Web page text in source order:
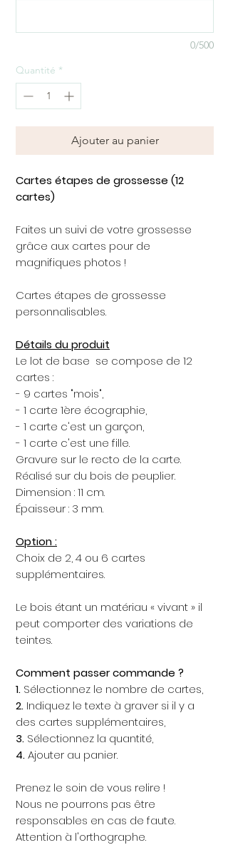
0/500
Quantité *
Ajouter au panier
Cartes étapes de grossesse (12
cartes)
Faites un suivi de votre grossesse
grâce aux cartes pour de
magnifiques photos !
Cartes étapes de grossesse
personnalisables.
Détails du produit
Le lot de base se compose de 12
cartes :
- 9 cartes "mois",
- 1 carte 1ère écographie,
- 1 carte c'est un garçon,
- 1 carte c'est une fille.
Gravure sur le recto de la carte.
Réalisé sur du bois de peuplier.
Dimension : 11 cm.
Épaisseur : 3 mm.
Option :
Choix de 2, 4 ou 6 cartes
supplémentaires.
Le bois étant un matériau « vivant » il
peut comporter des variations de
teintes.
Comment passer commande ?
1. Sélectionnez le nombre de cartes,
2. Indiquez le texte à graver si il y a
des cartes supplémentaires,
3. Sélectionnez la quantité,
4.Ajouter au panier.
Prenez le soin de vous relire !
Nous ne pourrons pas être
responsables en cas de faute.
Attention à l'orthographe.